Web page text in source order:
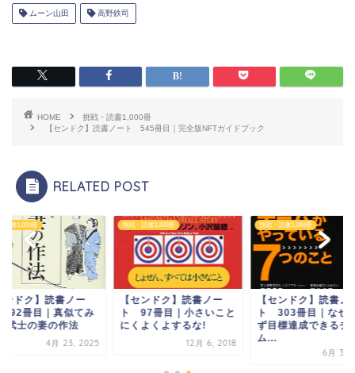
ムーン山田 高野鉄司
HOME
挑戦・読書1,000冊
【センドク】読書ノート 545冊目｜完全版NFTガイドブック
RELATED POST
読書1,000冊
ンドク】読書ノー
冊目｜真似てみ
武士の妻の作法
4月 23, 2025
挑戦・読書1,000冊
【センドク】読書ノー
ト 97冊目｜小さいこと
にくよくよするな!
12月 6, 2018
挑戦・読書1,000冊
【センドク】読書ノ
ト 303冊目｜なぜ
ず目標達成できるチ
ム...
6月 30,